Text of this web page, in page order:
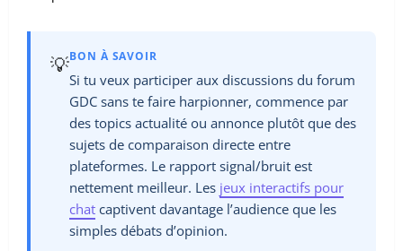
💡BON À SAVOIR
Si tu veux participer aux discussions du forum
GDC sans te faire harpionner, commence par
des topics actualité ou annonce plutôt que des
sujets de comparaison directe entre
plateformes. Le rapport signal/bruit est
nettement meilleur. Les jeux interactifs pour
chat captivent davantage l’audience que les
simples débats d’opinion.